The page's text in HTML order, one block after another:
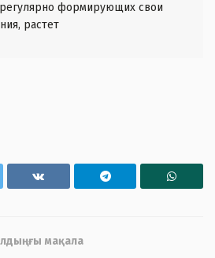
регулярно формирующих свои
растет
мақала